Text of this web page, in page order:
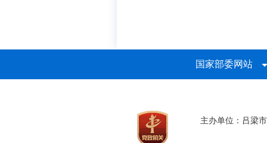
国家部委网站
主办单位：吕梁